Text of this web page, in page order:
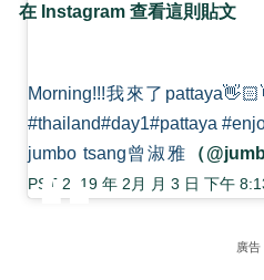
在 Instagram 查看這則貼文
Morning!!!我來了
#thailand#day1#pattaya
jumbo tsang曾淑雅 （
PST 2019 年 2月 月 3 日 下午
廣告